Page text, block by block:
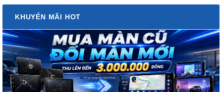
KHUYẾN MÃI HOT